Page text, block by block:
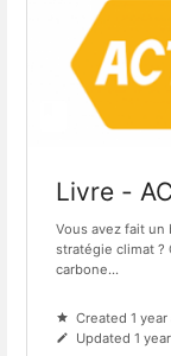
Livre -
Vous avez fait un
stratégie climat ?
carbone...
Created 1 year
Updated 1